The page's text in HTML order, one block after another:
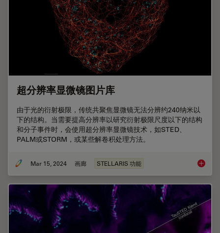
超分辨率显微镜图片库
由于光的衍射极限，传统共聚焦显微镜无法分辨约240纳米以
下的结构。当需要提高分辨率以研究衍射极限尺度以下的结构
和分子事件时，会使用超分辨率显微镜技术，如STED、
PALM或STORM，或某些解卷积处理方法。
Mar 15, 2024 画廊 STELLARIS 功能 超分辨